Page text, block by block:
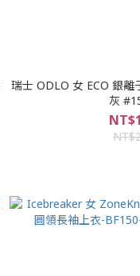
瑞士 ODLO 女 ECO 銀
灰